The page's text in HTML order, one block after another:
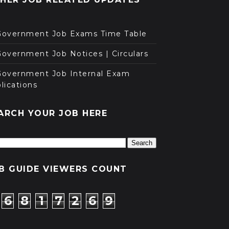
Job Exams Time Table
Job Notices | Circulars
Job Internal Exam
YOUR JOB HERE
GUIDE VIEWERS COUNT
6 8 1 7 2 6 9